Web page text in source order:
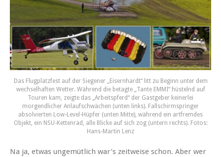
Das Flugplatzfest auf der Siegener „Eisernhardt“ litt zu Beginn unter dem
wechselhaften Wetter. Während die betagte „Tante EMMI“ hüstelnd auf
Touren kam, zeigte das „Arbeitspferd“ der Gastgeber keinerlei
morgendlicher Anlaufschwächen (unten links). Fallschirmspringer
absolvierten Low-Level-Hüpfer (unten Mitte), während ein artfremdes
Objekt, ein NSU-Kettenrad, alle Blicke auf sich zog (untern rechts). Fotos:
Hans-Martin Lenz
Na ja, etwas ungemütlich war’s zeitweise schon. Aber wer